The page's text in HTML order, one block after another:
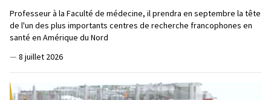
Professeur à la Faculté de médecine, il prendra en septembre la tête
de l'un des plus importants centres de recherche francophones en
santé en Amérique du Nord
— 8 juillet 2026